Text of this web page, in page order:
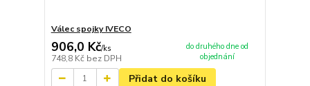
Válec spojky IVECO
906,0 Kč/ks
748,8 Kč bez DPH
do druhého dne od
objednání
Přidat do košíku